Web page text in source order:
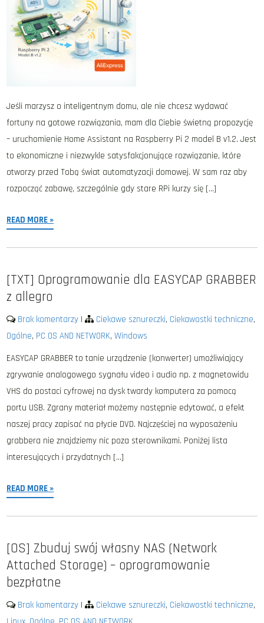
Jeśli marzysz o inteligentnym domu, ale nie chcesz wydawać
fortuny na gotowe rozwiązania, mam dla Ciebie świetną propozycję
– uruchomienie Home Assistant na Raspberry Pi 2 model B v1.2. Jest
to ekonomiczne i niezwykle satysfakcjonujące rozwiązanie, które
otworzy przed Tobą świat automatyzacji domowej. W sam raz aby
rozpocząć zabawę, szczególnie gdy stare RPi kurzy się […]
READ MORE »
[TXT] Oprogramowanie dla EASYCAP GRABBER
z allegro
Brak komentarzy | Ciekawe sznureczki, Ciekawostki techniczne,
Ogólne, PC OS AND NETWORK,Windows
EASYCAP GRABBER to tanie urządzenie (konwerter) umożliwiający
zgrywanie analogowego sygnału video i audio np. z magnetowidu
VHS do postaci cyfrowej na dysk twardy komputera za pomocą
portu USB. Zgrany materiał możemy następnie edytować, a efekt
naszej pracy zapisać na płycie DVD. Najczęściej na wyposażeniu
grabbera nie znajdziemy nic poza sterownikami. Poniżej lista
interesujących i przydatnych […]
READ MORE »
[OS] Zbuduj swój własny NAS (Network
Attached Storage) – oprogramowanie
bezpłatne
Brak komentarzy | Ciekawe sznureczki, Ciekawostki techniczne,